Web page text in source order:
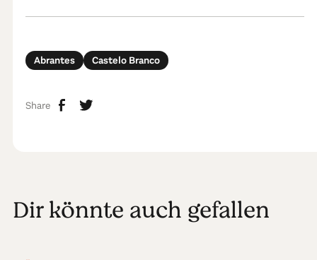
Abrantes Castelo Branco
Share
Dir könnte auch gefallen